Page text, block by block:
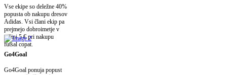
Vse ekipe so deležne 40%
popusta ob nakupu dresov
Adidas. Vsi člani ekip pa
prejmejo dobroimetje v
višini 5 € pri nakupu
futsal copat.
Go4Goal
Go4Goal ponuja popust